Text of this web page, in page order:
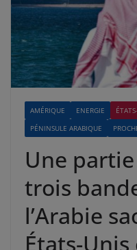
AMÉRIQUE ENERGIE
PÉNINSULE ARABIQUE
Une
trois
l’Arabie
États-